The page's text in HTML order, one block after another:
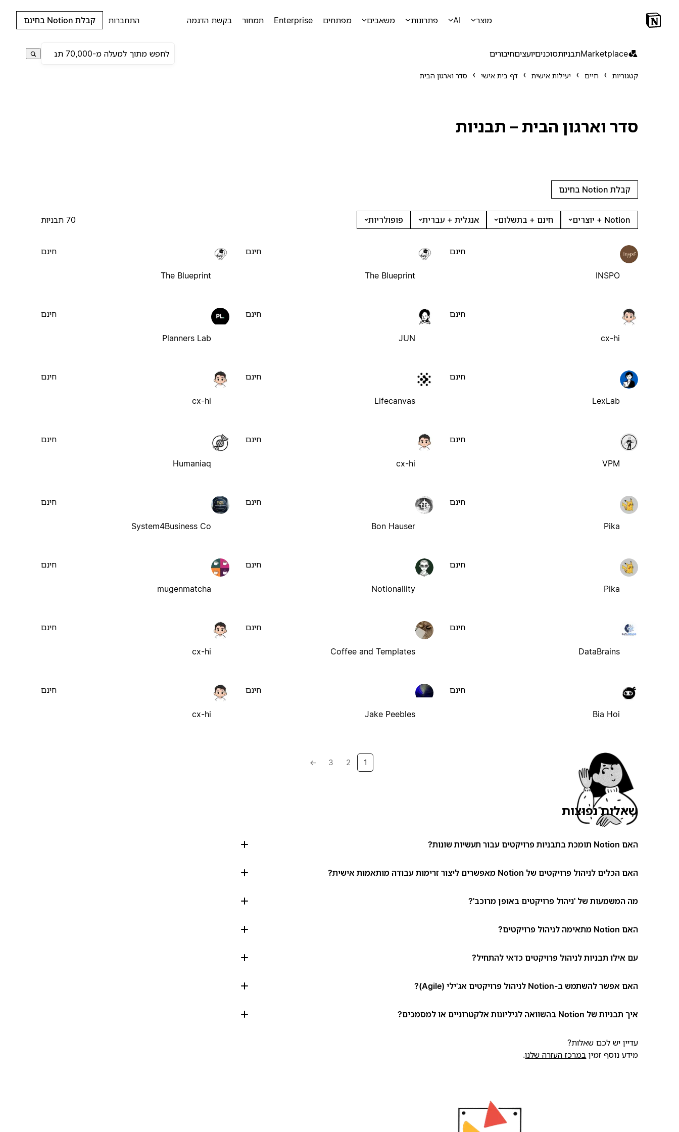
מוצר AI פתרונות משאבים מפתחים Enterprise תמחור בקשת הדגמה התחברות קבלת Notion בחינם
Marketplaceתבניותסוכניםיועציםחיבורים
קטגוריות חיים יעילות אישית דף בית אישי סדר וארגון הבית
סדר וארגון הבית – תבניות
קבלת Notion בחינם
Notion + יוצרים חינם + בתשלום אנגלית + עברית פופולריות 70 תבניות
INSPO
חינם
The Blueprint
חינם
The Blueprint
חינם
cx-hi
חינם
JUN
חינם
Planners Lab
חינם
LexLab
חינם
Lifecanvas
חינם
cx-hi
חינם
VPM
חינם
cx-hi
חינם
Humaniaq
חינם
Pika
חינם
Bon Hauser
חינם
System4Business Co
חינם
Pika
חינם
Notionallity
חינם
mugenmatcha
חינם
DataBrains
חינם
Coffee and Templates
חינם
cx-hi
חינם
Bia Hoi
חינם
Jake Peebles
חינם
cx-hi
חינם
1
2
3
→
שאלות נפוצות
האם Notion תומכת בתבניות פרויקטים עבור תעשיות שונות?
האם הכלים לניהול פרויקטים של Notion מאפשרים ליצור זרימות עבודה מותאמות אישית?
מה המשמעות של 'ניהול פרויקטים באופן מרוכב'?
האם Notion מתאימה לניהול פרויקטים?
עם אילו תבניות לניהול פרויקטים כדאי להתחיל?
האם אפשר להשתמש ב-Notion לניהול פרויקטים אג'ילי (Agile)?
איך תבניות של Notion בהשוואה לגיליונות אלקטרוניים או למסמכים?
עדיין יש לכם שאלות?
מידע נוסף זמין במרכז העזרה שלנו.